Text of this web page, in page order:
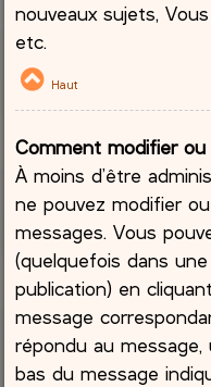
nouveaux sujets,
etc.
Haut
Comment modifier
À moins d’être
ne pouvez modifier
messages. Vous
(quelquefois dans
publication) en
message
répondu au
bas du message